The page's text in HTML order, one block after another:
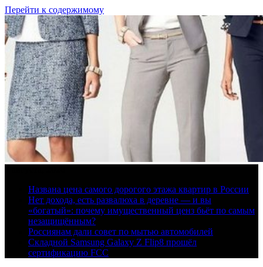
Перейти к содержимому
Названа цена самого дорогого этажа квартир в России
Нет дохода, есть развалюха в деревне — и вы
«богатый»: почему имущественный ценз бьёт по самым
незащищённым?
Россиянам дали совет по мытью автомобилей
Складной Samsung Galaxy Z Flip8 прошёл
сертификацию FCC